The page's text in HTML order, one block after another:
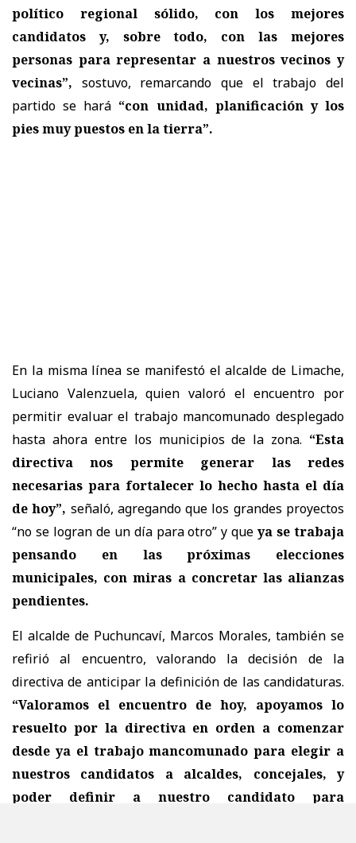
político regional sólido, con los mejores
candidatos y, sobre todo, con las mejores
personas para representar a nuestros vecinos y
vecinas”, sostuvo, remarcando que el trabajo del
partido se hará “con unidad, planificación y los
pies muy puestos en la tierra”.
En la misma línea se manifestó el alcalde de Limache,
Luciano Valenzuela, quien valoró el encuentro por
permitir evaluar el trabajo mancomunado desplegado
hasta ahora entre los municipios de la zona. “Esta
directiva nos permite generar las redes
necesarias para fortalecer lo hecho hasta el día
de hoy”, señaló, agregando que los grandes proyectos
“no se logran de un día para otro” y queya se trabaja
pensando en las próximas elecciones
municipales, con miras a concretar las alianzas
pendientes.
El alcalde de Puchuncaví, Marcos Morales, también se
refirió al encuentro, valorando la decisión de la
directiva de anticipar la definición de las candidaturas.
“Valoramos el encuentro de hoy, apoyamos lo
resuelto por la directiva en orden a comenzar
desde ya el trabajo mancomunado para elegir a
nuestros candidatos a alcaldes, concejales, y
poder definir a nuestro candidato para